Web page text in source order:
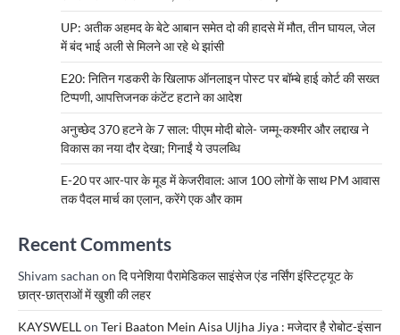
UP: अतीक अहमद के बेटे आबान समेत दो की हादसे में मौत, तीन घायल, जेल
में बंद भाई अली से मिलने आ रहे थे झांसी
E20: नितिन गडकरी के खिलाफ ऑनलाइन पोस्ट पर बॉम्बे हाई कोर्ट की सख्त
टिप्पणी, आपत्तिजनक कंटेंट हटाने का आदेश
अनुच्छेद 370 हटने के 7 साल: पीएम मोदी बोले- जम्मू-कश्मीर और लद्दाख ने
विकास का नया दौर देखा; गिनाईं ये उपलब्धि
E-20 पर आर-पार के मूड में केजरीवाल: आज 100 लोगों के साथ PM आवास
तक पैदल मार्च का एलान, करेंगे एक और काम
Recent Comments
Shivam sachan on दि पनेशिया पैरामेडिकल साइंसेज एंड नर्सिंग इंस्टिट्यूट के
छात्र-छात्राओं में खुशी की लहर
KAYSWELLon Teri Baaton Mein Aisa Uljha Jiya : मजेदार है रोबोट-इंसान